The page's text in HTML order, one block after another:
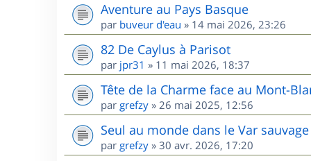
Aventure au Pays Basque
par buveur d'eau » 14 mai 2026, 23:26
82 De Caylus à Parisot
par jpr31 » 11 mai 2026, 18:37
Tête de la Charme face au Mont-
par grefzy » 26 mai 2025, 12:56
Seul au monde dans le Var
par grefzy » 30 avr. 2026, 17:20